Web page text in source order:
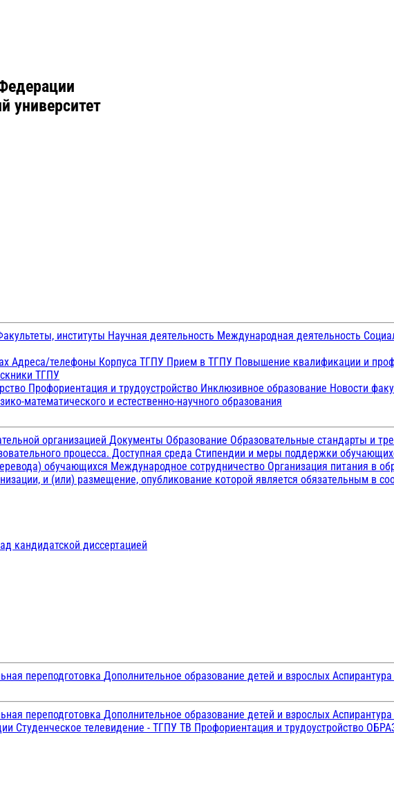
университет
институты Научная деятельность Международная деятельность
Адреса/телефоны Корпуса ТГПУ Прием в ТГПУ Повышение квалификации и
ТГПУ
Профориентация и трудоустройство Инклюзивное образование Новости
математического и естественно-научного образования
организацией Документы Образование Образовательные стандарты и
процесса. Доступная среда Стипендии и меры поддержки
обучающихся Международное сотрудничество Организация питания в
и (или) размещение, опубликование которой является обязательным в
кандидатской диссертацией
переподготовка Дополнительное образование детей и взрослых
переподготовка Дополнительное образование детей и взрослых
Студенческое телевидение - ТГПУ ТВ Профориентация и трудоустройство